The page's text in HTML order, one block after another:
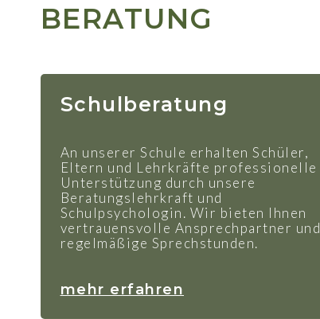
BERATUNG
Schulberatung
An unserer Schule erhalten Schüler,
Eltern und Lehrkräfte professionelle
Unterstützung durch unsere
Beratungslehrkraft und
Schulpsychologin. Wir bieten Ihnen
vertrauensvolle Ansprechpartner und
regelmäßige Sprechstunden.
mehr erfahren